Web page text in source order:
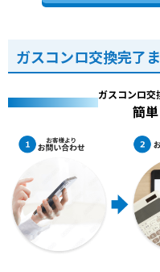
ガスコンロ交換完了
ガスコンロ交
簡単